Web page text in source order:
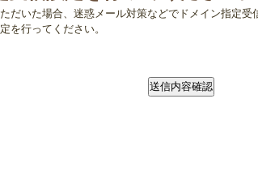
いた場合、迷惑メール対策などでドメイン指定
を行ってください。
送信内容確認